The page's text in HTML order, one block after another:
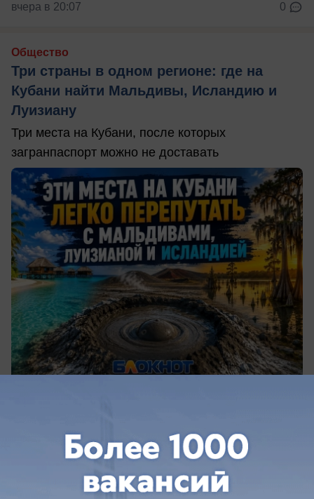
вчера в 20:07 0
Общество
Три страны в одном регионе: где на
Кубани найти Мальдивы, Исландию и
Луизиану
Три места на Кубани, после которых
загранпаспорт можно не доставать
Происшествия
Погибли два человека: беспилотник
ударил по жилому дому в Керчи